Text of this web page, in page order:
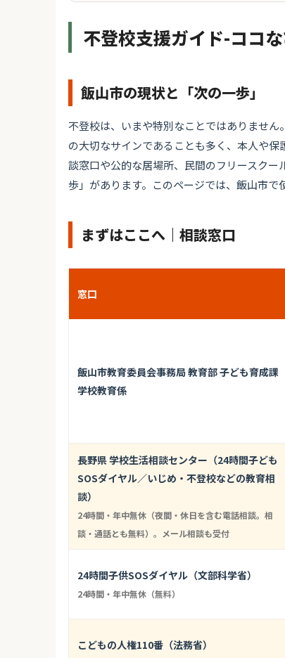
不登校支援ガイド-ココ
飯山市の現状と「次の一歩」
不登校は、いまや特別なことではありませ
の大切なサインであることも多く、本人や
談窓口や公的な居場所、民間のフリースク
歩」があります。このページでは、飯山市で
まずはここへ｜相談窓口
窓口
飯山市教育委員会事務局 教育部 子ども育成課
学校教育係
長野県 学校生活相談センター（24時間子ども
SOSダイヤル／いじめ・不登校などの教育相
談）
24時間・年中無休（夜間・休日を含む電話相談。相
談・通話とも無料）。メール相談も受付
24時間子供SOSダイヤル（文部科学省）
24時間・年中無休（無料）
こどもの人権110番（法務省）